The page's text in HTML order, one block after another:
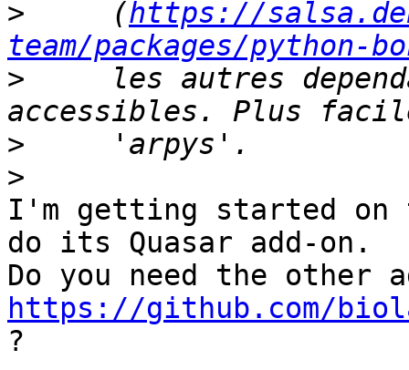
>
     (
https://
team/packages/python-
>
les autres
>
>
I'm getting started on
do its Quasar add-on.
https://github.com/
?